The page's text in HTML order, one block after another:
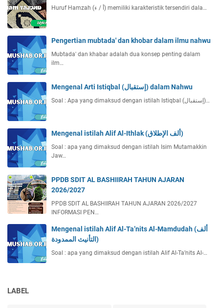
Huruf Hamzah (أ / ء) memiliki karakteristik tersendiri dala…
Pengertian mubtada' dan khobar dalam ilmu nahwu
Mubtada' dan khabar adalah dua konsep penting dalam
ilm…
Mengenal Arti Istiqbal (إستقبال) dalam Nahwu
Soal : Apa yang dimaksud dengan istilah Istiqbal (إستقبال)…
Mengenal istilah Alif Al-Ithlak (ألف الإطلاق)
Soal : apa yang dimaksud dengan istilah Isim Mutamakkin
Jaw…
PPDB SDIT AL BASHIIRAH TAHUN AJARAN
2026/2027
PPDB SDIT AL BASHIIRAH TAHUN AJARAN 2026/2027
INFORMASI PEN…
Mengenal istilah Alif Al-Ta’nits Al-Mamdudah (ألف
التأنيث الممدودة)
Soal : apa yang dimaksud dengan istilah Alif Al-Ta’nits Al-…
LABEL